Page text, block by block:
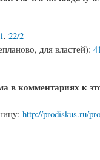
, 22/2
для властей):
в комментариях к
http://prodiskus.ru/